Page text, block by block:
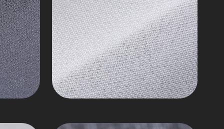
Игольчатый
фетр
Нетканые
головки
рукавов